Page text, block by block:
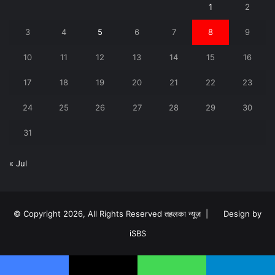
1 2
3 4 5 6 7 8 9
10 11 12 13 14 15 16
17 18 19 20 21 22 23
24 25 26 27 28 29 30
31
« Jul
© Copyright 2026, All Rights Reserved तहलका न्यूज़ |
Design by
iSBS